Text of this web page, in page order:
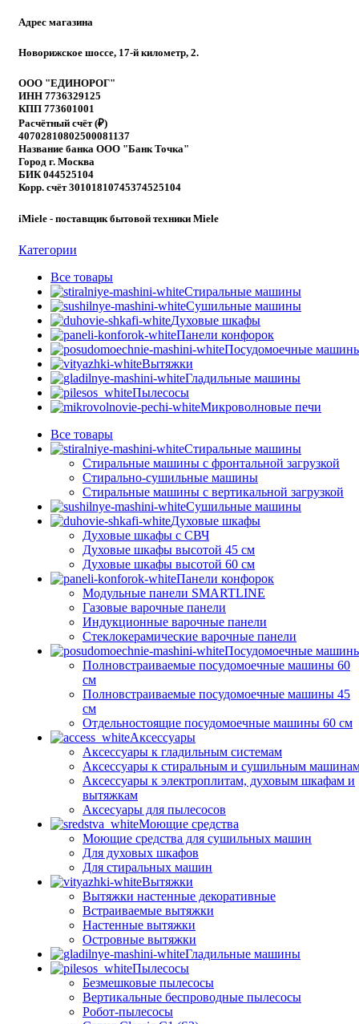
Адрес магазина
Новорижское шоссе, 17-й километр, 2.
ООО "ЕДИНОРОГ"
ИНН 7736329125
КПП 773601001
Расчётный счёт (₽)
40702810802500081137
Название банка ООО "Банк Точка"
Город г. Москва
БИК 044525104
Корр. счёт 30101810745374525104
iMiele - поставщик бытовой техники Miele
Категории
Все товары
Стиральные машины
Сушильные машины
Духовые шкафы
Панели конфорок
Посудомоечные
Вытяжки
Гладильные машины
Пылесосы
Микроволновые печи
Все товары
Стиральные машины
Стиральные машины с фронтальной загрузкой
Стирально-сушильные машины
Стиральные машины с вертикальной загрузкой
Сушильные машины
Духовые шкафы
Духовые шкафы с СВЧ
Духовые шкафы высотой 45 см
Духовые шкафы высотой 60 см
Панели конфорок
Модульные панели SMARTLINE
Газовые варочные панели
Индукционные варочные панели
Стеклокерамические варочные панели
Посудомоечные
Полновстраиваемые посудомоечные машины 60
см
Полновстраиваемые посудомоечные машины 45
см
Отдельностоящие посудомоечные машины 60 см
Аксессуары
Аксессуары к гладильным системам
Аксессуары к стиральным и сушильным
Аксессуары к электроплитам, духовым шкафам и
вытяжкам
Аксесуары для пылесосов
Моющие средства
Моющие средства для сушильных машин
Для духовых шкафов
Для стиральных машин
Вытяжки
Вытяжки настенные декоративные
Встраиваемые вытяжки
Настенные вытяжки
Островные вытяжки
Гладильные машины
Пылесосы
Безмешковые пылесосы
Вертикальные беспроводные пылесосы
Робот-пылесосы